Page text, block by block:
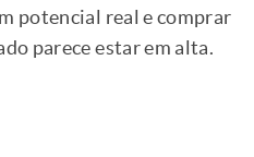
potencial real e comprar
parece estar em alta.